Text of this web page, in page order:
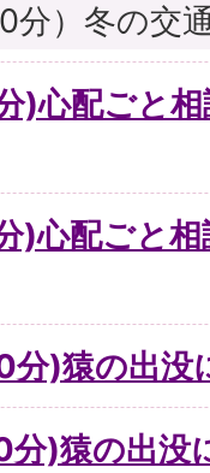
分）冬の交
)心配ごと
)心配ごと
分)猿の出没
分)猿の出没